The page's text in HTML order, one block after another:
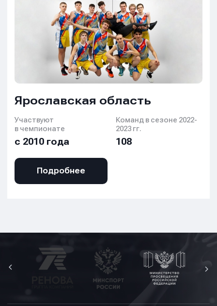
Ярославская область
Участвуют
в чемпионате
с 2010 года
Команд в сезоне 2022-
2023 гг.
108
Подробнее